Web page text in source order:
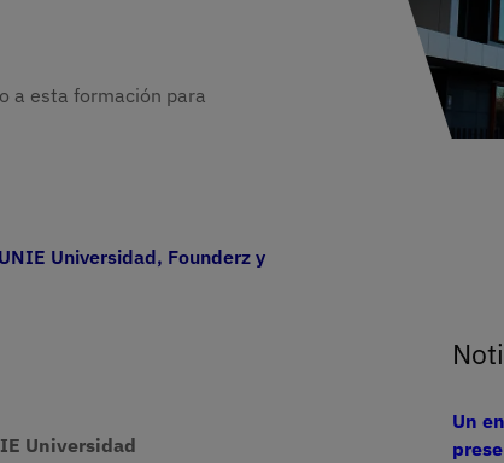
a esta formación para
Universidad, Founderz y Microsoft impulsan la
Universidad
Un